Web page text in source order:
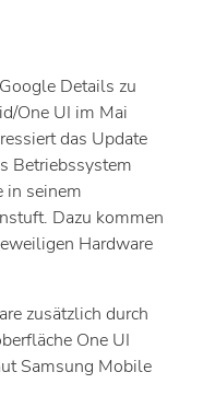
Details zu
One UI im Mai
das Update
Betriebssystem
in seinem
Dazu kommen
Hardware
zusätzlich durch
One UI
Samsung Mobile